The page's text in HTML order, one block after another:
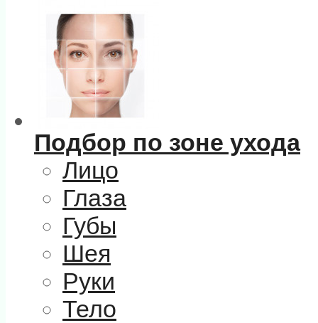
Подбор по зоне ухода
Лицо
Глаза
Губы
Шея
Руки
Тело